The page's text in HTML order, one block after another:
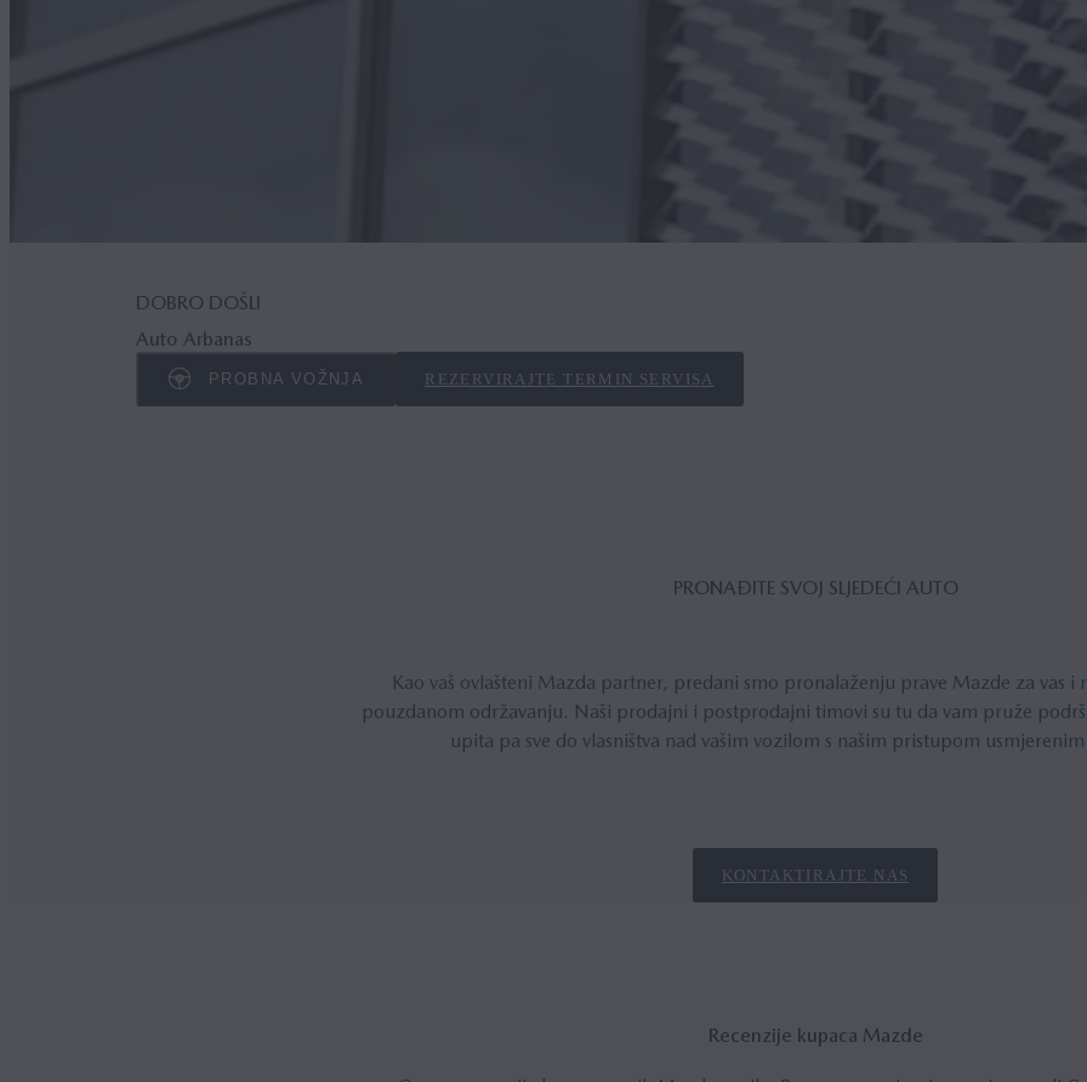
DOBRO DOŠLI
Auto Arbanas
PROBNA VOŽNJA REZERVIRAJTE TERMIN SERVISA
PRONAĐITE SVOJ SLJEDEĆI AUTO
Kao vaš ovlašteni Mazda partner, predani smo pronalaženju prave Mazde za vas i
pouzdanom održavanju. Naši prodajni i postprodajni timovi su tu da vam pruže
upita pa sve do vlasništva nad vašim vozilom s našim pristupom
KONTAKTIRAJTE NAS
Recenzije kupaca Mazde